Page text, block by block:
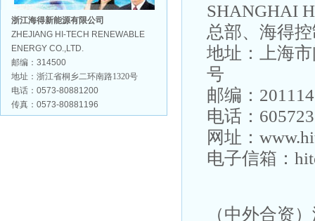
浙江海得新能源有限公司
ZHEJIANG HI-TECH RENEWABLE
ENERGY CO.,LTD.
邮编： 314500
地址：浙江省桐乡二环南路1320号
电话： 0573-80881200
传真： 0573-80881196
SHANGHAI
总部、海得
地址：上海
号
邮编：201114
电话：
网址：
电子信箱：
（中外合资